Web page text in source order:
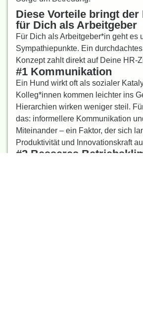
Diese Vorteile bringt der
für Dich als Arbeitgeber
Für Dich als Arbeitgeber*in geht es
Sympathiepunkte. Ein
Konzept zahlt direkt auf Deine HR-
#1 Kommunikation
Ein Hund wirkt oft als sozialer
Kolleg*innen kommen leichter ins
Hierarchien wirken weniger steil.
das: informellere Kommunikation
Miteinander – ein Faktor, der sich
Produktivität und Innovationskraft
#2 Besseres